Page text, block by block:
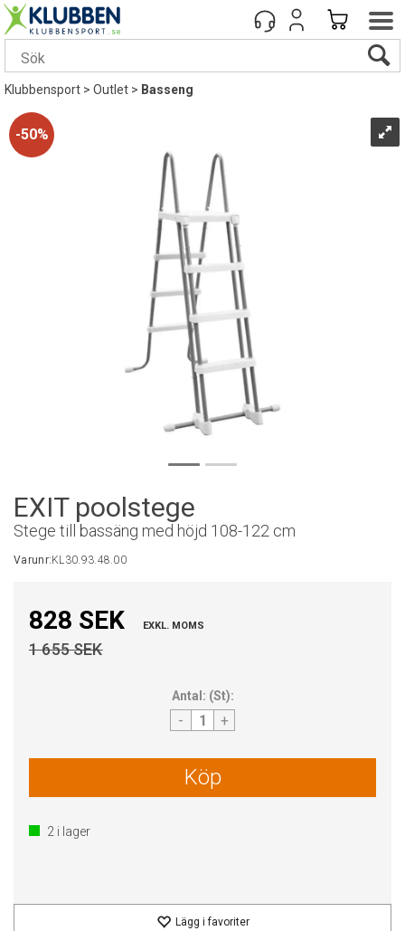
Klubbensport>Outlet> Basseng
50%
EXIT poolstege
Stege till bassäng med höjd 108-122 cm
Varunr:KL30.93.48.00
828 SEK EXKL. MOMS
1 655 SEK
Antal: (St):
- +
Köp
2 i lager
Lägg i favoriter